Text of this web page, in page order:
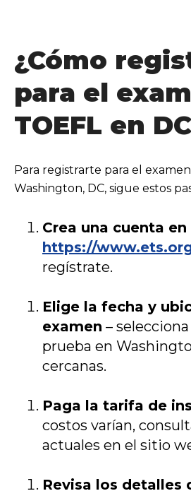
¿Cómo
para el
TOEFL en
Para registrarte para el
Washington, DC, sigue estos
Crea una cuenta en
https://
regístrate.
Elige la fecha y
examen –
prueba en
cercanas.
Paga la tarifa de
costos varían,
actuales en el sitio
Revisa los detalles